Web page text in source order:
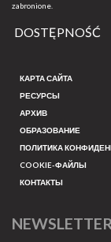
zabronione.
DOSTĘPNOŚĆ
КАРТА САЙТА
РЕСУРСЫ
АРХИВ
ОБРАЗОВАНИЕ
ПОЛИТИКА
COOKIE-ФАЙЛЫ
КОНТАКТЫ